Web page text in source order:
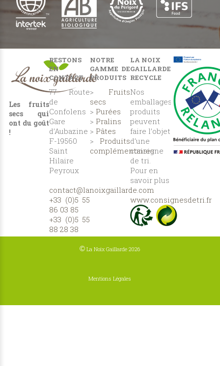
Les fruits
secs qui
ont du goût
!
RESTONS
EN
CONTACT
77 Route
de
Confolens
Gare
d’Aubazine
F-19560
Saint
Hilaire
Peyroux
contact@lanoixgaillarde.com
+33 (0)5 55
86 03 85
+33 (0)5 55
88 28 38
NOTRE
GAMME DE
PRODUITS
> Fruits
secs
> Purées
> Pralins
> Pâtes
> Produits
complémentaires
LA NOIX
GAILLARDE
RECYCLE
Nos
emballages
produits
peuvent
faire l’objet
d’une
consigne
de tri.
Pour en
savoir plus
:
www.consignesdetri.fr
© La Noix Gaillarde 2026
Mentions Légales